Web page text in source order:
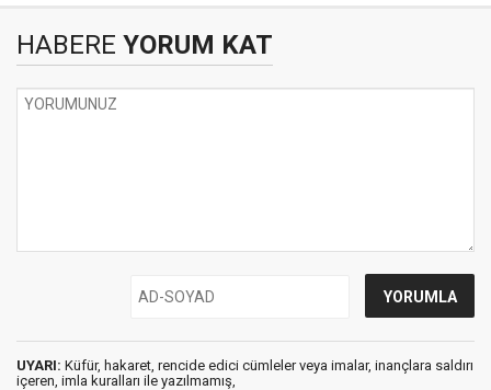
HABERE YORUM KAT
UYARI: Küfür, hakaret, rencide edici cümleler veya imalar, inançlara saldırı
içeren, imla kuralları ile yazılmamış,